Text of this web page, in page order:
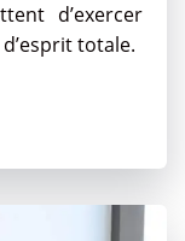
d’exercer
totale.